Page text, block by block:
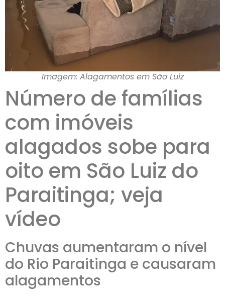
Imagem: Alagamentos em São Luiz
Número de famílias
com imóveis
alagados sobe para
oito em São Luiz do
Paraitinga; veja
vídeo
Chuvas aumentaram o nível
do Rio Paraitinga e causaram
alagamentos